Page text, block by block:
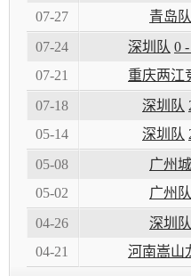
07-27
青岛队
07-24
深圳队 0
07-21
重庆两江
07-18
深圳队
05-14
深圳队
05-08
广州城
05-02
广州队
04-26
深圳队
04-21
河南嵩山